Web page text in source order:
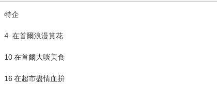
特企
4 在首爾浪漫賞花
10 在首爾大啖美食
16 在超市盡情血拚